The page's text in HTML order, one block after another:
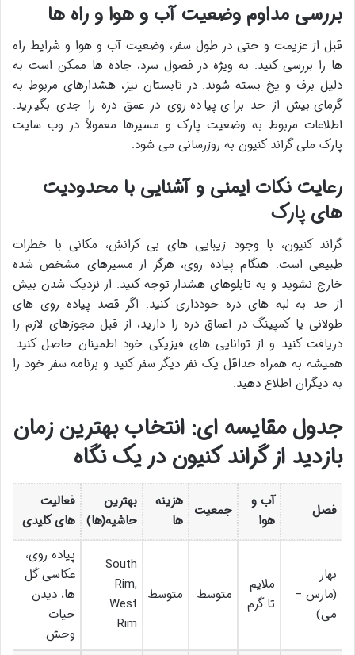
بررسی مداوم وضعیت آب و هوا و راه ها
قبل از عزیمت و حتی در طول سفر، وضعیت آب و هوا و شرایط راه
ها را بررسی کنید. به ویژه در فصول سرد، جاده ها ممکن است به
دلیل برف و یخ بسته شوند. در تابستان نیز، هشدارهای مربوط به
گرمای بیش از حد برای پیاده روی در عمق دره را جدی بگیرید.
اطلاعات مربوط به وضعیت پارک و مسیرها معمولاً در وب سایت
پارک ملی گراند کنیون به روزرسانی می شود.
رعایت نکات ایمنی و آشنایی با محدودیت
های پارک
گراند کنیون، با وجود زیبایی های بی کرانش، مکانی با خطرات
طبیعی است. هنگام پیاده روی، هرگز از مسیرهای مشخص شده
خارج نشوید و به تابلوهای هشدار توجه کنید. از نزدیک شدن بیش
از حد به لبه های دره خودداری کنید. اگر قصد پیاده روی های
طولانی یا کمپینگ در اعماق دره را دارید، از قبل مجوزهای لازم را
دریافت کنید و از توانایی های فیزیکی خود اطمینان حاصل کنید.
همیشه به همراه حداقل یک نفر دیگر سفر کنید و برنامه سفر خود را
به دیگران اطلاع دهید.
جدول مقایسه ای: انتخاب بهترین زمان
بازدید از گراند کنیون در یک نگاه
فصل
آب و
هوا
جمعیت هزینه
ها
بهترین
حاشیه(ها)
فعالیت
های کلیدی
بهار
(مارس –
می)
ملایم
تا گرم
متوسط متوسط
South
Rim,
West
Rim
پیاده روی،
عکاسی گل
ها، دیدن
حیات
وحش